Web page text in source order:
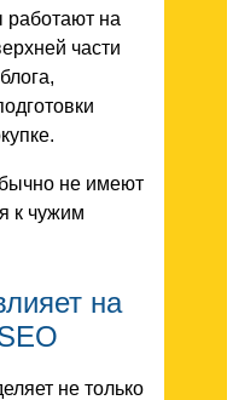
на
части
не имеют
к чужим
на
не только